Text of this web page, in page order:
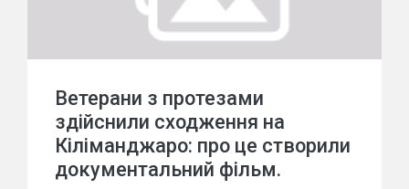
Ветерани з протезами
здійснили сходження на
Кіліманджаро: про це створили
документальний фільм.